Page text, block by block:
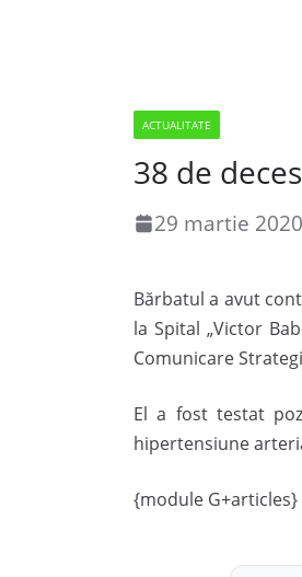
ACTUALITATE
38 de
29 martie 2020
Bărbatul a avut
la Spital „Victor
Comunicare
El a fost testat
hipertensiune
{module G+articles}